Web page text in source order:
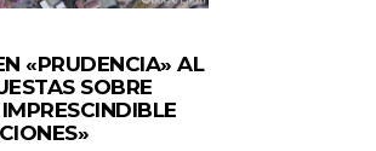
«PRUDENCIA» AL
SOBRE